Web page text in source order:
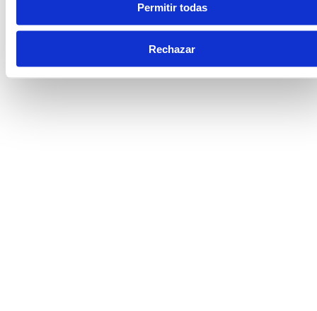
Permitir todas
Rechazar